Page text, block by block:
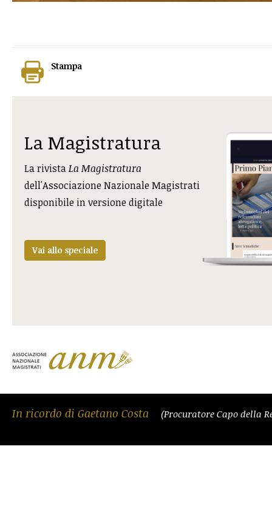
Stampa
La Magistratura
La rivistaLa Magistratura
dell'Associazione Nazionale Magistrati
disponibile in versione digitale
Vai allo speciale
In ricordo di Gaetano Costa (Procuratore Capo della